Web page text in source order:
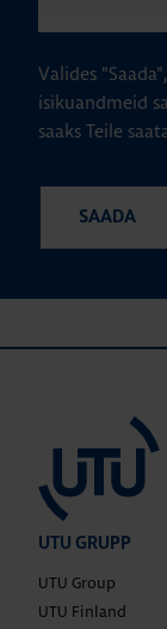
Valides
isikuandmeid
saaks Teile
UTU GRUPP
UTU Group
UTU Finland